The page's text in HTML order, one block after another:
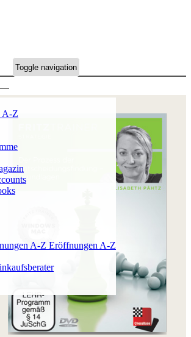
Toggle navigation
A-Z
A-Z Eröffnungen A-Z
Login
WARENKORB
0ARTIKEL
0,00 €